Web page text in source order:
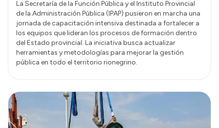
La Secretaría de la Función Pública y el Instituto Provincial
de la Administración Pública (IPAP) pusieron en marcha una
jornada de capacitación intensiva destinada a fortalecer a
los equipos que lideran los procesos de formación dentro
del Estado provincial. La iniciativa busca actualizar
herramientas y metodologías para mejorar la gestión
pública en todo el territorio rionegrino.